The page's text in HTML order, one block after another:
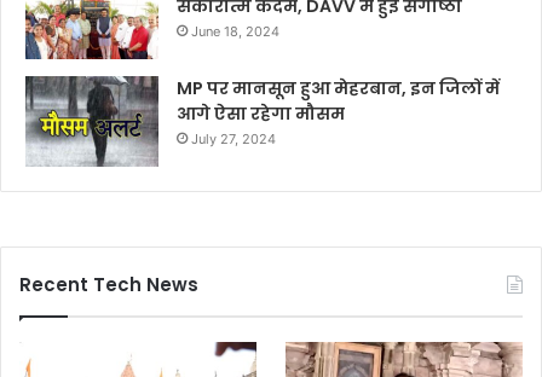
सकारात्म कदम, DAVV में हुई संगोष्ठी
June 18, 2024
MP पर मानसून हुआ मेहरबान, इन जिलों में
आगे ऐसा रहेगा मौसम
July 27, 2024
Recent Tech News